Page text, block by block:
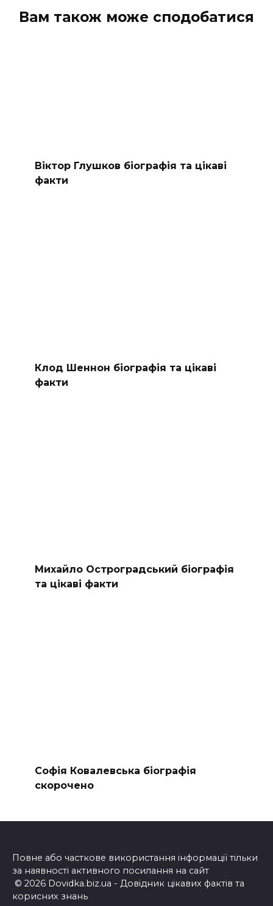
Вам також може сподобатися
Віктор Глушков біографія та цікаві
факти
Клод Шеннон біографія та цікаві
факти
Михайло Остроградський біографія
та цікаві факти
Софія Ковалевська біографія
скорочено
Повне або часткове використання інформації тільки
за наявності активного посилання на сайт
© 2026 Dovidka.biz.ua - Довідник цікавих фактів та
корисних знань